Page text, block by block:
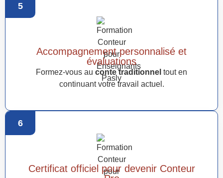
5
Accompagnement personnalisé et
évaluations
Formez-vous au conte traditionnel tout en
continuant votre travail actuel.
6
Certificat officiel pour devenir Conteur